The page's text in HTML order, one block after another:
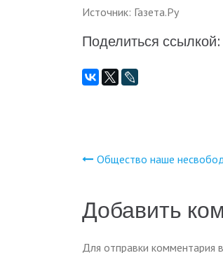
Источник: Газета.Ру
Поделиться ссылкой:
по
записям
Общество наше
Добавить
Для отправки комментария